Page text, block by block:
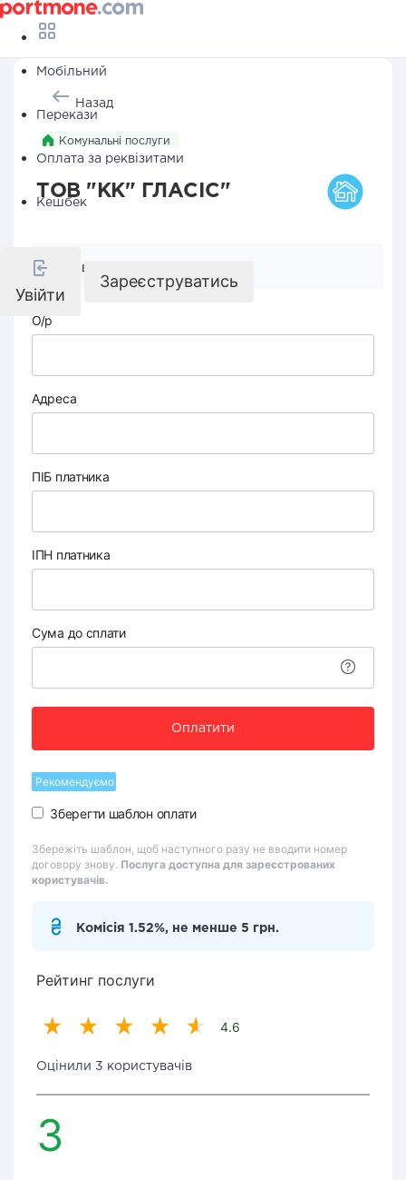
Мобільний
Перекази
Оплата за реквізитами
Кешбек
Увійти
Зареєструватись
Назад
Комунальні послуги
ТОВ "КК" ГЛАСІС"
Реквізити компанії
О/р
Адреса
ПІБ платника
ІПН платника
Сума до сплати
Оплатити
Рекомендуємо
Зберегти шаблон оплати
Збережіть шаблон, щоб наступного разу не вводити номер
договору знову. Послуга доступна для зареєстрованих
користувачів.
Комісія 1.52%, не менше 5 грн.
Рейтинг послуги
4.6
Оцінили 3 користувачів
3